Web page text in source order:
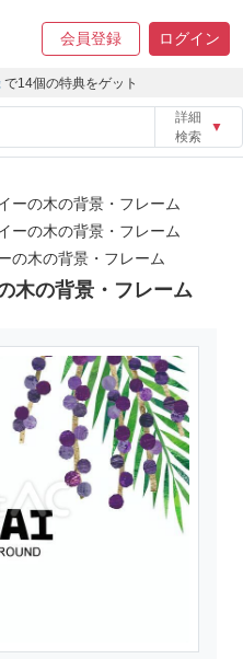
会員登録 ログイン
で14個の特典をゲット
詳細
検索
▼
ーの木の背景・フレーム
ーの木の背景・フレーム
の木の背景・フレーム
木の背景・フレーム